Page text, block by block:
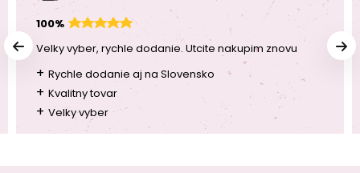
100%
Velky vyber, rychle dodanie. Utcite nakupim znovu
+ Rychle dodanie aj na Slovensko
+ Kvalitny tovar
+ Velky vyber